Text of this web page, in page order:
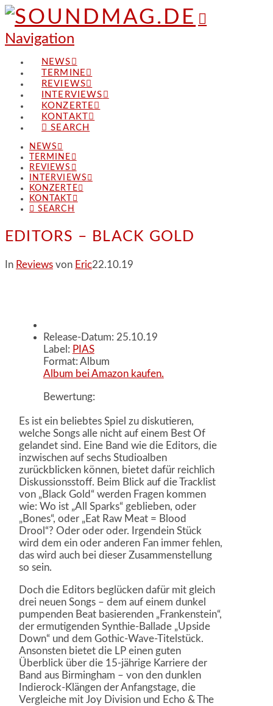
Navigation
NEWS
TERMINE
REVIEWS
INTERVIEWS
KONZERTE
KONTAKT
SEARCH
NEWS
TERMINE
REVIEWS
INTERVIEWS
KONZERTE
KONTAKT
SEARCH
EDITORS – BLACK GOLD
In Reviews von Eric22.10.19
Release-Datum: 25.10.19
Label: PIAS
Format: Album
Album bei Amazon kaufen.
Bewertung:
Es ist ein beliebtes Spiel zu diskutieren,
welche Songs alle nicht auf einem Best Of
gelandet sind. Eine Band wie die Editors, die
inzwischen auf sechs Studioalben
zurückblicken können, bietet dafür reichlich
Diskussionsstoff. Beim Blick auf die Tracklist
von „Black Gold“ werden Fragen kommen
wie: Wo ist „All Sparks“ geblieben, oder
„Bones“, oder „Eat Raw Meat = Blood
Drool“? Oder oder oder. Irgendein Stück
wird dem ein oder anderen Fan immer fehlen,
das wird auch bei dieser Zusammenstellung
so sein.
Doch die Editors beglücken dafür mit gleich
drei neuen Songs – dem auf einem dunkel
pumpenden Beat basierenden „Frankenstein“,
der ermutigenden Synthie-Ballade „Upside
Down“ und dem Gothic-Wave-Titelstück.
Ansonsten bietet die LP einen guten
Überblick über die 15-jährige Karriere der
Band aus Birmingham – von den dunklen
Indierock-Klängen der Anfangstage, die
Vergleiche mit Joy Division und Echo & The